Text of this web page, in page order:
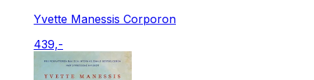
Yvette Manessis Corporon
439,-